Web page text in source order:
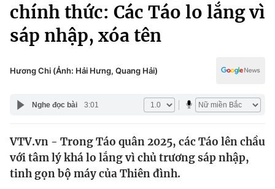
Chính trị
Xã hội
Pháp luật
Y tế
Thế giới
Tin tức
Kinh tế
Truyền hình
Văn hóa - Giải trí
Công nghệ
chính thức: Các Táo lo lắng vì
sáp nhập, xóa tên
Hương Chi (Ảnh: Hải Hưng, Quang Hải)
Nghe đọc bài 3:01
VTV.vn - Trong Táo quân 2025, các Táo lên chầu
với tâm lý khá lo lắng vì chủ trương sáp nhập,
tinh gọn bộ máy của Thiên đình.